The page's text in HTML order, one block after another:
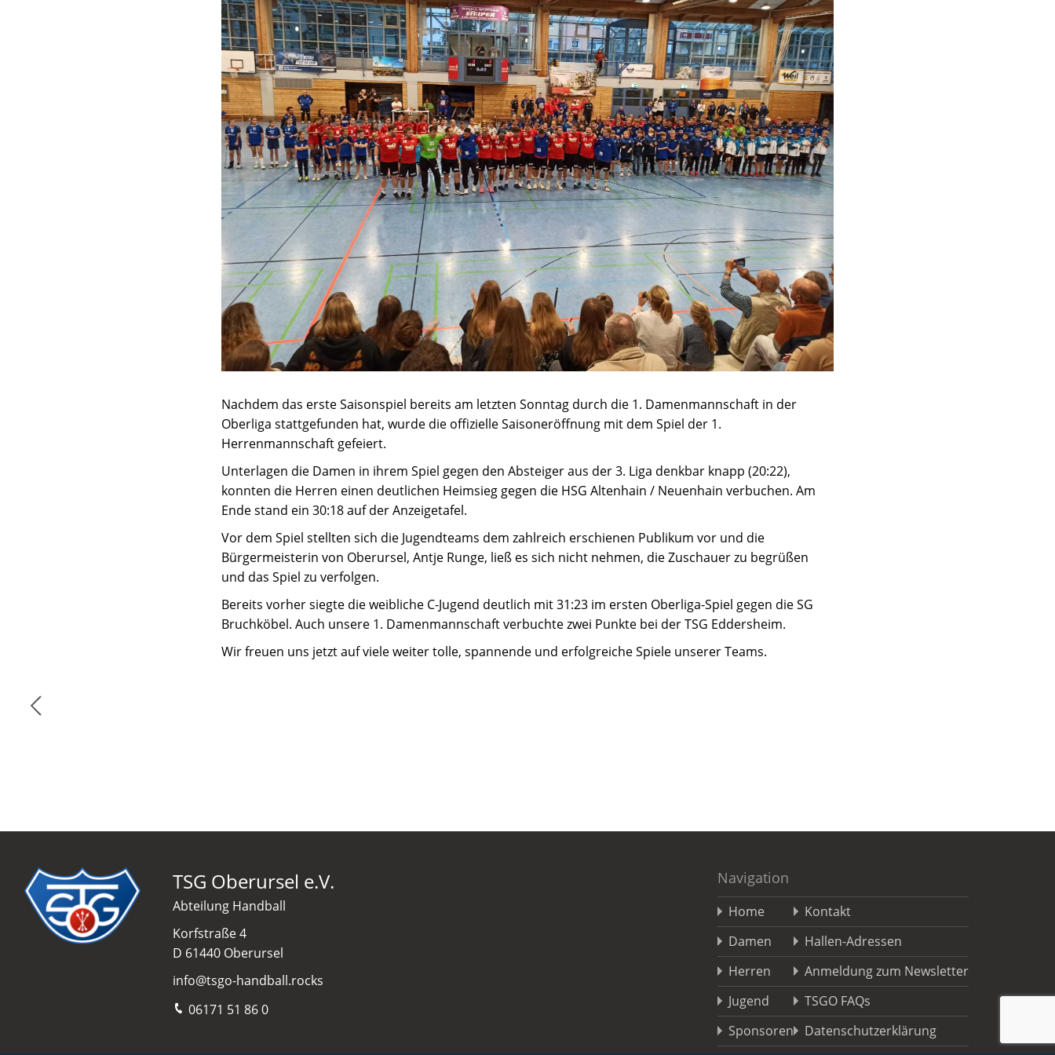
Nachdem das erste Saisonspiel bereits am letzten Sonntag durch die 1. Damenmannschaft in der
Oberliga stattgefunden hat, wurde die offizielle Saisoneröffnung mit dem Spiel der 1.
Herrenmannschaft gefeiert.
Unterlagen die Damen in ihrem Spiel gegen den Absteiger aus der 3. Liga denkbar knapp (20:22),
konnten die Herren einen deutlichen Heimsieg gegen die HSG Altenhain / Neuenhain verbuchen. Am
Ende stand ein 30:18 auf der Anzeigetafel.
Vor dem Spiel stellten sich die Jugendteams dem zahlreich erschienen Publikum vor und die
Bürgermeisterin von Oberursel, Antje Runge, ließ es sich nicht nehmen, die Zuschauer zu begrüßen
und das Spiel zu verfolgen.
Bereits vorher siegte die weibliche C-Jugend deutlich mit 31:23 im ersten Oberliga-Spiel gegen die SG
Bruchköbel. Auch unsere 1. Damenmannschaft verbuchte zwei Punkte bei der TSG Eddersheim.
Wir freuen uns jetzt auf viele weiter tolle, spannende und erfolgreiche Spiele unserer Teams.
TSG Oberursel e.V.
Abteilung Handball
Korfstraße 4
D 61440 Oberursel
info@tsgo-handball.rocks
06171 51 86 0
Navigation
Home
Damen
Herren
Jugend
Sponsoren
Kontakt
Hallen-Adressen
Anmeldung zum Newsletter
TSGO FAQs
Datenschutzerklärung